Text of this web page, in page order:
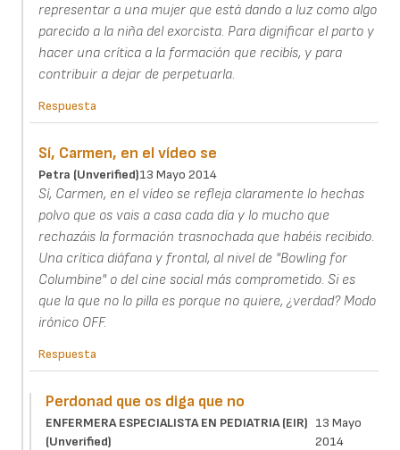
representar a una mujer que está dando a luz como algo
parecido a la niña del exorcista. Para dignificar el parto y
hacer una crítica a la formación que recibís, y para
contribuir a dejar de perpetuarla.
Respuesta
Sí, Carmen, en el vídeo se
Petra (unverified)13 Mayo 2014
Sí, Carmen, en el vídeo se refleja claramente lo hechas
polvo que os vais a casa cada día y lo mucho que
rechazáis la formación trasnochada que habéis recibido.
Una crítica diáfana y frontal, al nivel de "Bowling for
Columbine" o del cine social más comprometido. Si es
que la que no lo pilla es porque no quiere, ¿verdad? Modo
irónico OFF.
Respuesta
Perdonad que os diga que no
ENFERMERA ESPECIALISTA EN PEDIATRIA (EIR)
(unverified)
13 Mayo
2014